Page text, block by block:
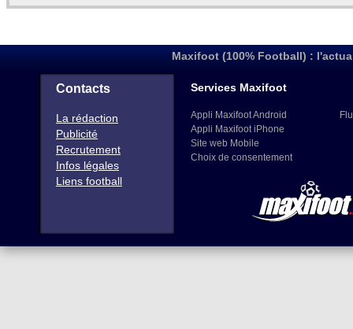
Maxifoot (100% Football) :
Contacts
La rédaction
Publicité
Recrutement
Infos légales
Liens football
Services Maxifoot
Appli Maxifoot Android
Appli Maxifoot iPhone
Site web Mobile
Choix de consentement